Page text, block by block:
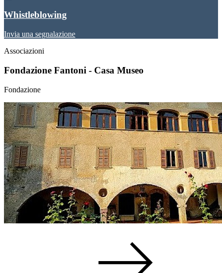
Whistleblowing
Invia una segnalazione
Associazioni
Fondazione Fantoni - Casa Museo
Fondazione